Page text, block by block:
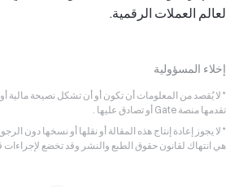
لعالم العملات الرقمية.
إخلاء المسؤولية
* لا يُقصد من المعلومات أن تكون أو أن تشكل نصيحة مالية
تقدمها منصة Gate أو تصادق عليها .
هي انتهاك لقانون حقوق الطبع والنشر وقد تخضع لإجراءات